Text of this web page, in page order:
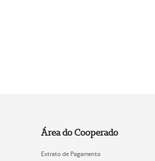
Área do Cooperado
Extrato de Pagamento